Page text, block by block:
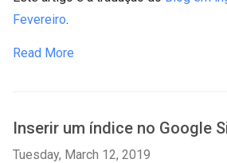
Fevereiro.
Read More
Inserir um índice no Google
Tuesday, March 12, 2019